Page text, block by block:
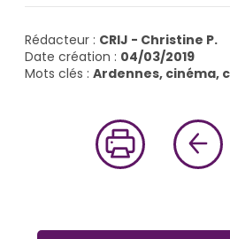
Rédacteur : CRIJ - Christine P.
Date création : 04/03/2019
Mots clés : Ardennes, cinéma,